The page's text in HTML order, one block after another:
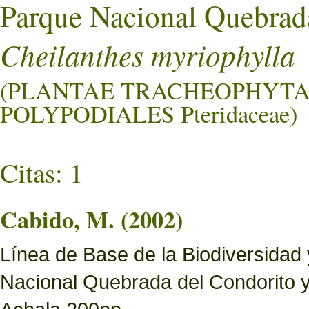
Parque Nacional
Cheilanthes myriophylla
(PLANTAE
POLYPODIALES Pteridaceae)
Citas: 1
Cabido, M. (2002)
Línea de Base de la
Nacional Quebrada del Condorito